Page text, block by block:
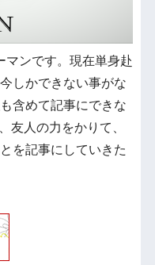
マンです。現在単身赴
しかできない事がな
含めて記事にできな
友人の力をかりて、
を記事にしていきた